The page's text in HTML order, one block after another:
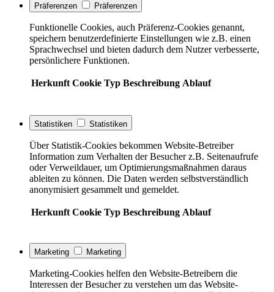
Präferenzen Präferenzen
Funktionelle Cookies, auch Präferenz-Cookies genannt,
speichern benutzerdefinierte Einstellungen wie z.B. einen
Sprachwechsel und bieten dadurch dem Nutzer verbesserte,
persönlichere Funktionen.
Herkunft Cookie Typ Beschreibung Ablauf
Statistiken Statistiken
Über Statistik-Cookies bekommen Website-Betreiber
Information zum Verhalten der Besucher z.B. Seitenaufrufe
oder Verweildauer, um Optimierungsmaßnahmen daraus
ableiten zu können. Die Daten werden selbstverständlich
anonymisiert gesammelt und gemeldet.
Herkunft Cookie Typ Beschreibung Ablauf
Marketing Marketing
Marketing-Cookies helfen den Website-Betreibern die
Interessen der Besucher zu verstehen um das Website-